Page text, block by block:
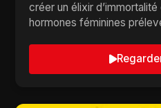
créer un élixir
hormones féminines